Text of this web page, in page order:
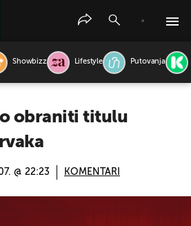
Showbizz Lifestyle Putovanja
obraniti titulu
@ 22:23 KOMENTARI